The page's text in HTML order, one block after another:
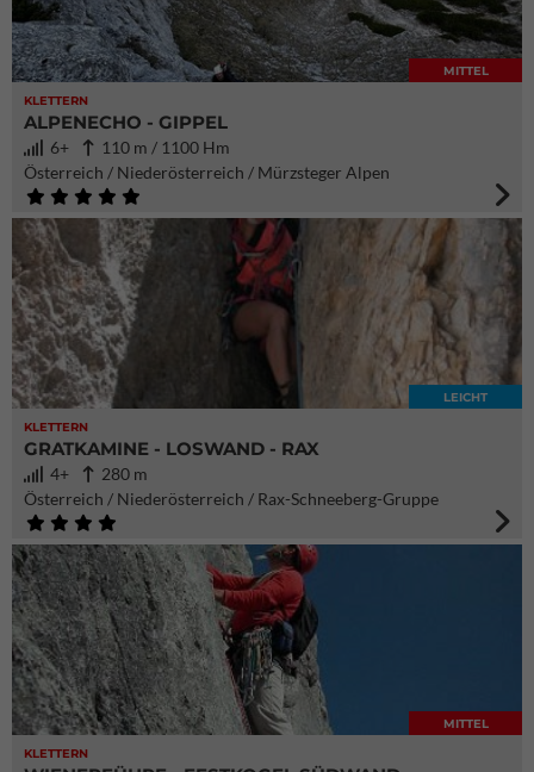
KLETTERN
MITTEL
ALPENECHO - GIPPEL
6+
110 m / 1100 Hm
Österreich / Niederösterreich / Mürzsteger Alpen
KLETTERN
LEICHT
GRATKAMINE - LOSWAND - RAX
4+
280 m
Österreich / Niederösterreich / Rax-Schneeberg-Gruppe
KLETTERN
MITTEL